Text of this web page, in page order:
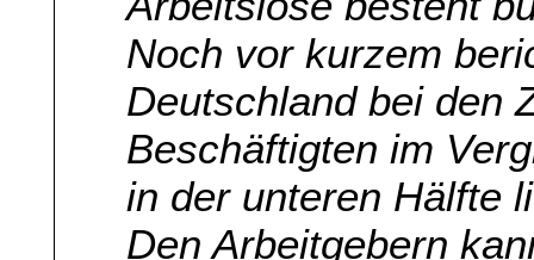
Noch vor kurzem
Deutschland bei den
Beschäftigten im
in der unteren Hälfte
Den Arbeitgebern